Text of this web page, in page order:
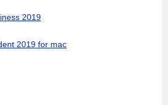
2019
2019 for mac